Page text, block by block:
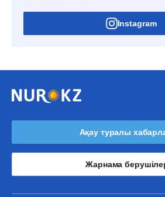
Instagram
Ақау туралы
Жарнама